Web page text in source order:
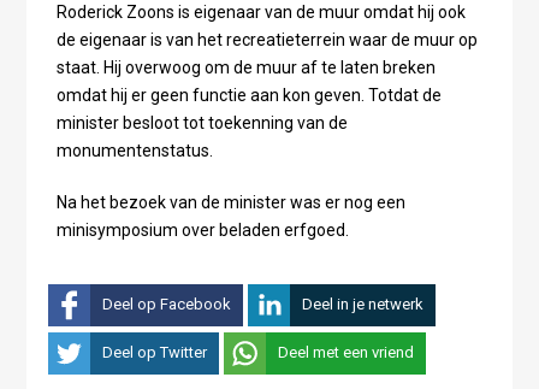
Roderick Zoons is eigenaar van de muur omdat hij ook
de eigenaar is van het recreatieterrein waar de muur op
staat. Hij overwoog om de muur af te laten breken
omdat hij er geen functie aan kon geven. Totdat de
minister besloot tot toekenning van de
monumentenstatus.
Na het bezoek van de minister was er nog een
minisymposium over beladen erfgoed.
Deel op Facebook Deel in je netwerk
Deel op Twitter Deel met een vriend